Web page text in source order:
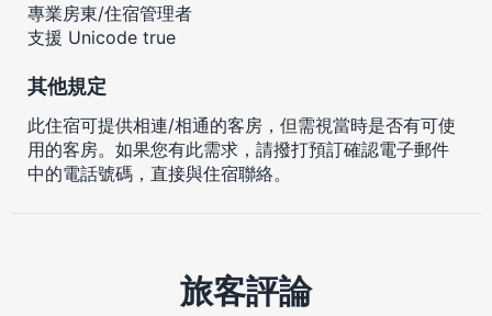
專業房東/住宿管理者
支援 Unicode true
其他規定
此住宿可提供相連/相通的客房，但需視當時是否有可使
用的客房。如果您有此需求，請撥打預訂確認電子郵件
中的電話號碼，直接與住宿聯絡。
旅客評論